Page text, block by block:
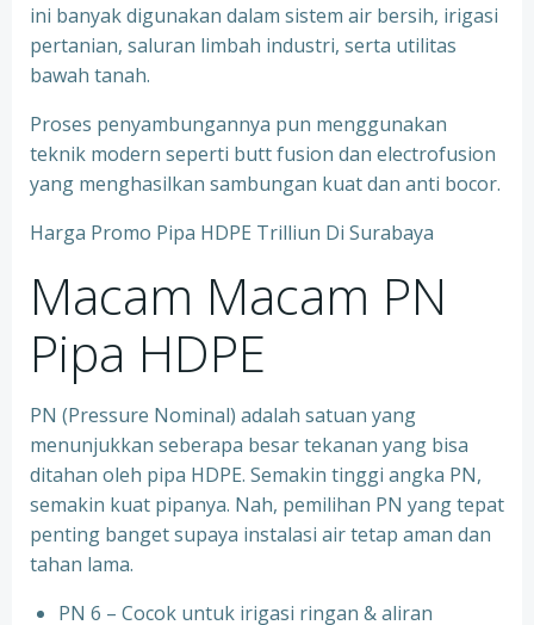
ini banyak digunakan dalam sistem air bersih, irigasi
pertanian, saluran limbah industri, serta utilitas
bawah tanah.
Proses penyambungannya pun menggunakan
teknik modern seperti butt fusion dan electrofusion
yang menghasilkan sambungan kuat dan anti bocor.
Harga Promo Pipa HDPE Trilliun Di Surabaya
Macam Macam PN
Pipa HDPE
PN (Pressure Nominal) adalah satuan yang
menunjukkan seberapa besar tekanan yang bisa
ditahan oleh pipa HDPE. Semakin tinggi angka PN,
semakin kuat pipanya. Nah, pemilihan PN yang tepat
penting banget supaya instalasi air tetap aman dan
tahan lama.
PN 6 – Cocok untuk irigasi ringan & aliran